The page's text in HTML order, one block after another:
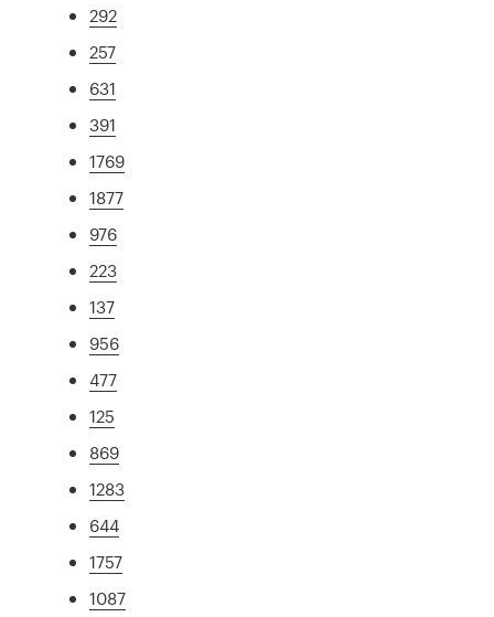
292
257
631
391
1769
1877
976
223
137
956
477
125
869
1283
644
1757
1087